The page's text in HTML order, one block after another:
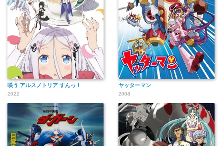
咲う アルスノトリア すんっ！
2022
ヤッターマン
2008